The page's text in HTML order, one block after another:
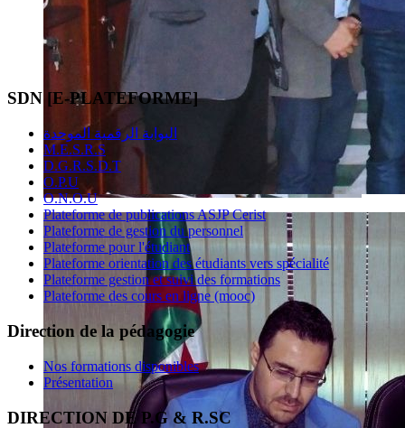
SDN [E-PLATEFORME]
البوابة الرقمية الموحدة
M.E.S.R.S
D.G.R.S.D.T
O.P.U
O.N.O.U
Plateforme de publications ASJP Cerist
Plateforme de gestion du personnel
Plateforme pour l'étudiant
Plateforme orientation des étudiants vers spécialité
Plateforme gestion et suivi des formations
Plateforme des cours en ligne (mooc)
Direction de la pédagogie
Nos formations disponibles
Présentation
DIRECTION DE P.G & R.SC